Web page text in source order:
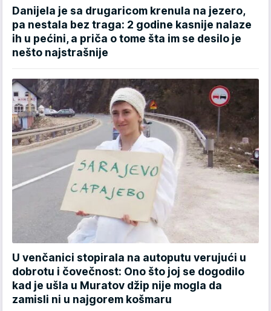
Danijela je sa drugaricom krenula na jezero,
pa nestala bez traga: 2 godine kasnije nalaze
ih u pećini, a priča o tome šta im se desilo je
nešto najstrašnije
U venčanici stopirala na autoputu verujući u
dobrotu i čovečnost: Ono što joj se dogodilo
kad je ušla u Muratov džip nije mogla da
zamisli ni u najgorem košmaru